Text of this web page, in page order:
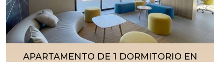
APARTAMENTO DE 1 DORMITORIO EN